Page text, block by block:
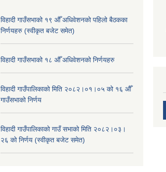
विहादी गाउँसभाको १९ औँ अधिवेशनको पहिलो बैठकका
निर्णयहरु (स्वीकृत बजेट समेत)
विहादी गाउँसभाको १८ औँ अधिवेशनको निर्णयहरु
विहादी गाउँपालिकाको मिति २०८२।०१।०५ को १६ औँ
गाउँसभाको निर्णय
विहादी गाउँपालिकाको गाउँ सभाको मिति २०८२।०३।
२६ को निर्णय (स्वीकृत बजेट समेत)